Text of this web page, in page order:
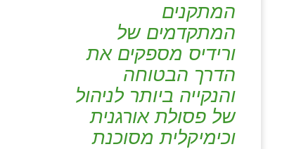
המתקנים
המתקדמים של
ורידיס מספקים את
הדרך הבטוחה
והנקייה ביותר לניהול
של פסולת אורגנית
וכימיקלית מסוכנת